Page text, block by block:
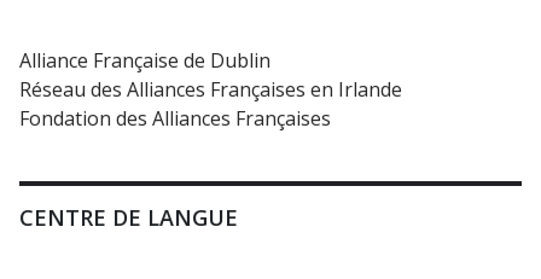
Alliance Française de Dublin
Réseau des Alliances Françaises en Irlande
Fondation des Alliances Françaises
CENTRE DE LANGUE